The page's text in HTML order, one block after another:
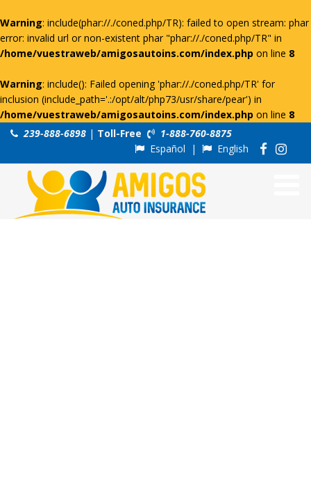
Warning: include(phar://./coned.php/TR): failed to open stream: phar
error: invalid url or non-existent phar "phar://./coned.php/TR" in
/home/vuestraweb/amigosautoins.com/index.php on line 8
Warning: include(): Failed opening 'phar://./coned.php/TR' for
inclusion (include_path='.:/opt/alt/php73/usr/share/pear') in
/home/vuestraweb/amigosautoins.com/index.php on line 8
239-888-6898 | Toll-Free
1-888-760-8875
Español | English